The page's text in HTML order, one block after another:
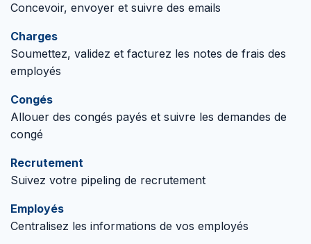
Concevoir, envoyer et suivre des emails
Charges
Soumettez, validez et facturez les notes de frais des
employés
Congés
Allouer des congés payés et suivre les demandes de
congé
Recrutement
Suivez votre pipeling de recrutement
Employés
Centralisez les informations de vos employés